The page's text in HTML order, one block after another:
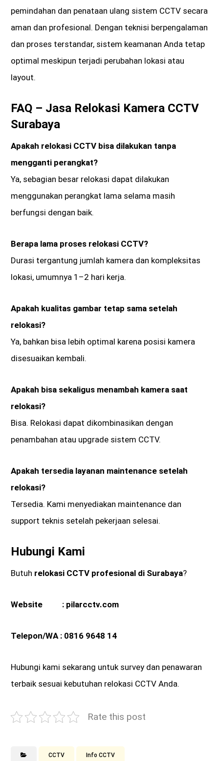
pemindahan dan penataan ulang sistem CCTV secara
aman dan profesional. Dengan teknisi berpengalaman
dan proses terstandar, sistem keamanan Anda tetap
optimal meskipun terjadi perubahan lokasi atau
layout.
FAQ – Jasa Relokasi Kamera CCTV
Surabaya
Apakah relokasi CCTV bisa dilakukan tanpa
mengganti perangkat?
Ya, sebagian besar relokasi dapat dilakukan
menggunakan perangkat lama selama masih
berfungsi dengan baik.
Berapa lama proses relokasi CCTV?
Durasi tergantung jumlah kamera dan kompleksitas
lokasi, umumnya 1–2 hari kerja.
Apakah kualitas gambar tetap sama setelah
relokasi?
Ya, bahkan bisa lebih optimal karena posisi kamera
disesuaikan kembali.
Apakah bisa sekaligus menambah kamera saat
relokasi?
Bisa. Relokasi dapat dikombinasikan dengan
penambahan atau upgrade sistem CCTV.
Apakah tersedia layanan maintenance setelah
relokasi?
Tersedia. Kami menyediakan maintenance dan
support teknis setelah pekerjaan selesai.
Hubungi Kami
Butuh relokasi CCTV profesional di Surabaya?
Website : pilarcctv.com
Telepon/WA : 0816 9648 14
Hubungi kami sekarang untuk survey dan penawaran
terbaik sesuai kebutuhan relokasi CCTV Anda.
Rate this post
CCTV Info CCTV